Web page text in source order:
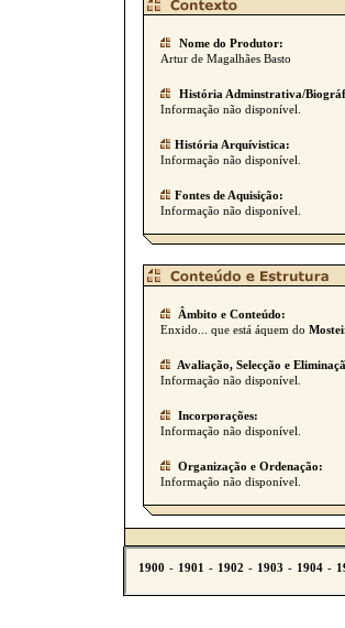
Nome do Produtor:
Artur de Magalhães Basto
História Adminstrativa/
Informação não disponível.
História Arquívistica:
Informação não disponível.
Fontes de Aquisição:
Informação não disponível.
Âmbito e Conteúdo:
Enxido... que está áquem do
Avaliação, Selecção e
Informação não disponível.
Incorporações:
Informação não disponível.
Organização e Ordenação:
Informação não disponível.